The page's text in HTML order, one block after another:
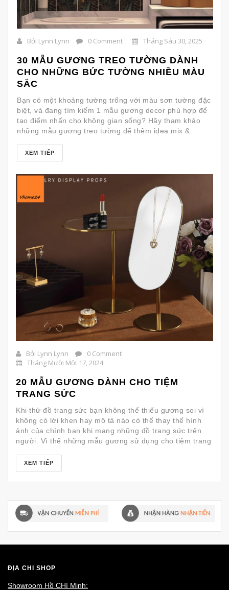
Bởi Lynn Lynn 0 Comment Tháng Sáu 30, 2025
30 MẪU GƯƠNG TREO TƯỜNG DÀNH
CHO NHỮNG BỨC TƯỜNG NHIỀU MÀU
SẮC
Bạn có một khoảng tường trống với màu sơn tường đặc
biệt, và đang tìm kiếm 1 mẫu gương decor phù hợp để
tạo điểm nhấn cho không gian sống? Hãy tham khảo
những mẫu gương treo tường để thêm idea mix &
Gương phù hợp với tường màu đỏ (RED)
Nếu tường nhà bạn màu đỏ, chọn gương phù hợp sẽ
XEM TIẾP
Bởi Lynn Lynn
0 Comment
Tháng Mười Một 17, 2024
20 MẪU GƯƠNG DÀNH CHO TIỆM
TRANG SỨC
Khi thử đồ trang sức bạn không thể thiếu gương soi vì
không có lời khen hay mô tả nào có thể thay thế hình
ảnh của chính bạn khi mang những đồ trang sức trên
người. Vì thế những mẫu gương sử dụng cho tiệm trang
Ngoài mục đích sử dụng để cho khách hàng soi khi thử
đồ trang sức, gương trang sức còn được dùng để décor,
XEM TIẾP
ĐỊA CHỈ SHOP
Showroom Hồ CHí Minh: